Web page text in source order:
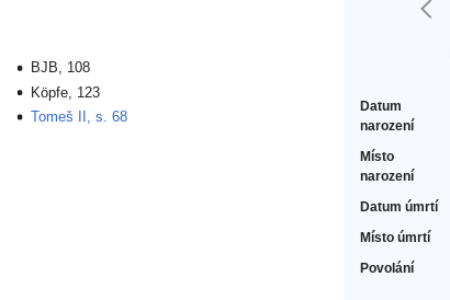
Datum
narození
Místo
narození
Datum úmrtí
Místo úmrtí
Povolání
BJB, 108
Köpfe, 123
Tomeš II, s. 68